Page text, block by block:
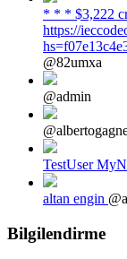
* * * $3,222
https://
@82umxa
@admin
TestUser
altan engin
Bilgilendirme